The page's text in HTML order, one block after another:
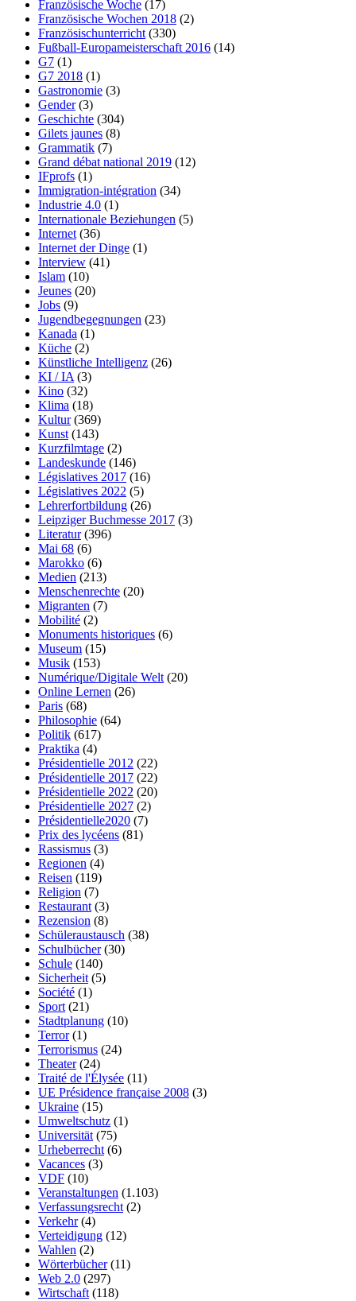
Französische Woche (17)
Französische Wochen 2018 (2)
Französischunterricht (330)
Fußball-Europameisterschaft 2016 (14)
G7 (1)
G7 2018 (1)
Gastronomie (3)
Gender(3)
Geschichte (304)
Gilets jaunes (8)
Grammatik (7)
Grand débat national 2019 (12)
IFprofs (1)
Immigration-intégration (34)
Industrie 4.0 (1)
Internationale Beziehungen (5)
Internet (36)
Internet der Dinge (1)
Interview (41)
Islam (10)
Jeunes (20)
Jobs (9)
Jugendbegegnungen (23)
Kanada (1)
Küche (2)
Künstliche Intelligenz (26)
KI / IA (3)
Kino (32)
Klima (18)
Kultur(369)
Kunst (143)
Kurzfilmtage (2)
Landeskunde (146)
Législatives 2017 (16)
Législatives 2022 (5)
Lehrerfortbildung (26)
Leipziger Buchmesse 2017 (3)
Literatur(396)
Mai 68 (6)
Marokko (6)
Medien (213)
Menschenrechte (20)
Migranten (7)
Mobilité (2)
Monuments historiques (6)
Museum (15)
Musik (153)
Numérique/Digitale Welt (20)
Online Lernen (26)
Paris (68)
Philosophie (64)
Politik (617)
Praktika (4)
Présidentielle 2012 (22)
Présidentielle 2017 (22)
Présidentielle 2022 (20)
Présidentielle 2027 (2)
Présidentielle2020 (7)
Prix des lycéens (81)
Rassismus (3)
Regionen (4)
Reisen (119)
Religion (7)
Restaurant (3)
Rezension (8)
Schüleraustausch (38)
Schulbücher(30)
Schule (140)
Sicherheit (5)
Société (1)
Sport (21)
Stadtplanung (10)
Terror(1)
Terrorismus (24)
Theater(24)
Traité de l'Élysée (11)
UE Présidence française 2008 (3)
Ukraine (15)
Umweltschutz (1)
Universität (75)
Urheberrecht (6)
Vacances (3)
VDF (10)
Veranstaltungen (1.103)
Verfassungsrecht (2)
Verkehr(4)
Verteidigung (12)
Wahlen (2)
Wörterbücher(11)
Web 2.0 (297)
Wirtschaft (118)